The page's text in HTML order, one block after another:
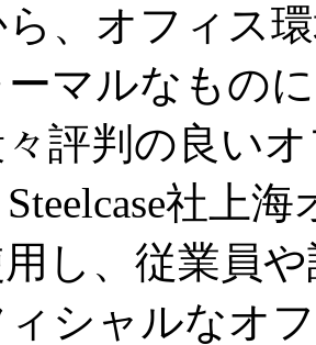
、オフィス
マルなもの
評判の良い
社上
し、従業員
シャルなオ